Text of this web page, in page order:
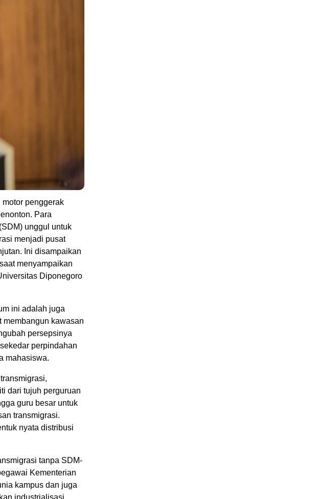
penggerak
Para
unggul untuk
menjadi pusat
Ini disampaikan
menyampaikan
Diponegoro
ini adalah juga
membangun kawasan
persepsinya
perpindahan
mahasiswa.
dari tujuh perguruan
guru besar untuk
transmigrasi.
nyata distribusi
tanpa SDM-
Kementerian
kampus dan juga